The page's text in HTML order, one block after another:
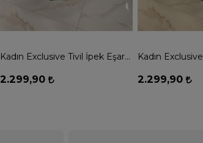
Kadın Exclusive Tivil İpek Eşarp - YEŞİL
2.299,90 2.299,90